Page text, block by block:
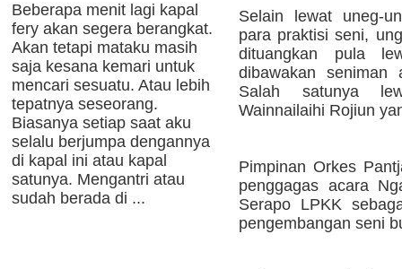
Beberapa menit lagi kapal
fery akan segera berangkat.
Akan tetapi mataku masih
saja kesana kemari untuk
mencari sesuatu. Atau lebih
tepatnya seseorang.
Biasanya setiap saat aku
selalu berjumpa dengannya
di kapal ini atau kapal
satunya. Mengantri atau
sudah berada di ...
Selain lewat uneg-
para praktisi seni,
dituangkan pula
dibawakan seniman
Salah satunya
Wainnailaihi Rojiun
Pimpinan Orkes
penggagas acara
Serapo LPKK
pengembangan seni